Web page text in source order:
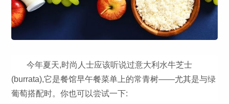
今年夏天,时尚人士应该听说过意大利水牛芝士
(burrata),它是餐馆早午餐菜单上的常青树——尤其是与绿
葡萄搭配时。你也可以尝试一下: